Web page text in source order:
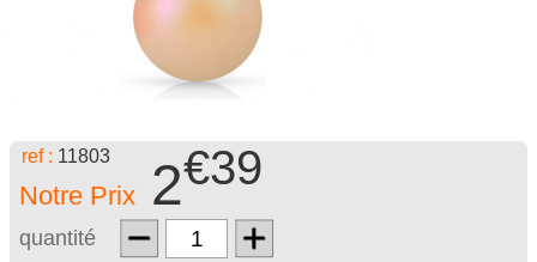
ref : 11803
Notre Prix 2€39
quantité